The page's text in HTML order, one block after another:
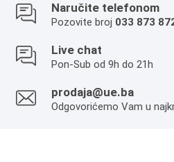
Naručite telefonom
Pozovite broj 033 873
Live chat
Pon-Sub od 9h do 21h
prodaja@ue.ba
Odgovorićemo Vam u